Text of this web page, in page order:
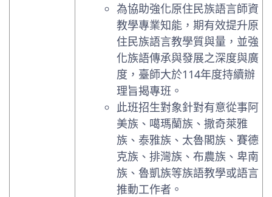
為協助強化原住民族語言師資
教學專業知能，期有效提升原
住民族語言教學質與量，並強
化族語傳承與發展之深度與廣
度，臺師大於114年度持續辦
理旨揭專班。
此班招生對象針對有意從事阿
美族、噶瑪蘭族、撒奇萊雅
族、泰雅族、太魯閣族、賽德
克族、排灣族、布農族、卑南
族、魯凱族等族語教學或語言
推動工作者。